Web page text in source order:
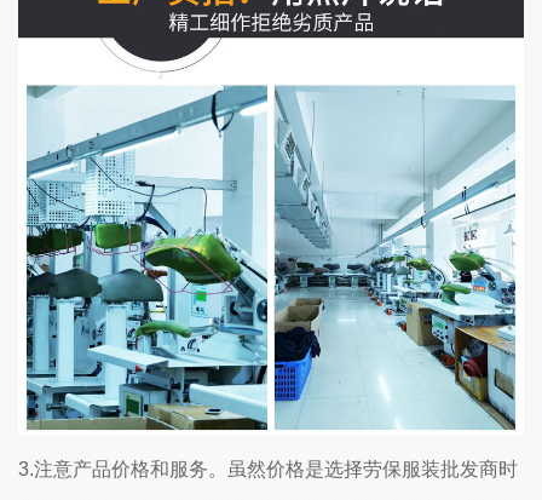
3.注意产品价格和服务。虽然价格是选择劳保服装批发商时